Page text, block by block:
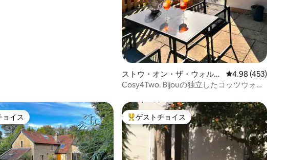
ストウ・オン・ザ・ウォルド
のゲストスイート
レビュー453件、5つ
4.98 (453)
Cosy4Two. Bijouの独立したコッツウォル
ョイス
ョイス 大好評のゲストチョイスです。
ゲストチョイス